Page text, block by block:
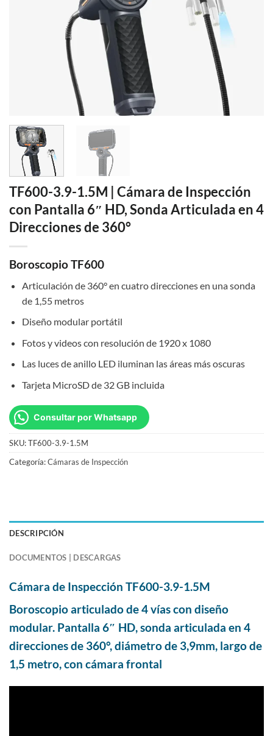
TF600-3.9-1.5M | Cámara de Inspección
con Pantalla 6″ HD, Sonda Articulada en 4
Direcciones de 360°
Boroscopio TF600
Articulación de 360° en cuatro direcciones en una sonda
de 1,55 metros
Diseño modular portátil
Fotos y videos con resolución de 1920 x 1080
Las luces de anillo LED iluminan las áreas más oscuras
Tarjeta MicroSD de 32 GB incluida
Consultar por Whatsapp
SKU:TF600-3.9-1.5M
Categoría:Cámaras de Inspección
DESCRIPCIÓN
DOCUMENTOS | DESCARGAS
Cámara de Inspección TF600-3.9-1.5M
Boroscopio articulado de 4 vías con diseño
modular. Pantalla 6″ HD, sonda articulada en 4
direcciones de 360°, diámetro de 3,9mm, largo de
1,5 metro, con cámara frontal